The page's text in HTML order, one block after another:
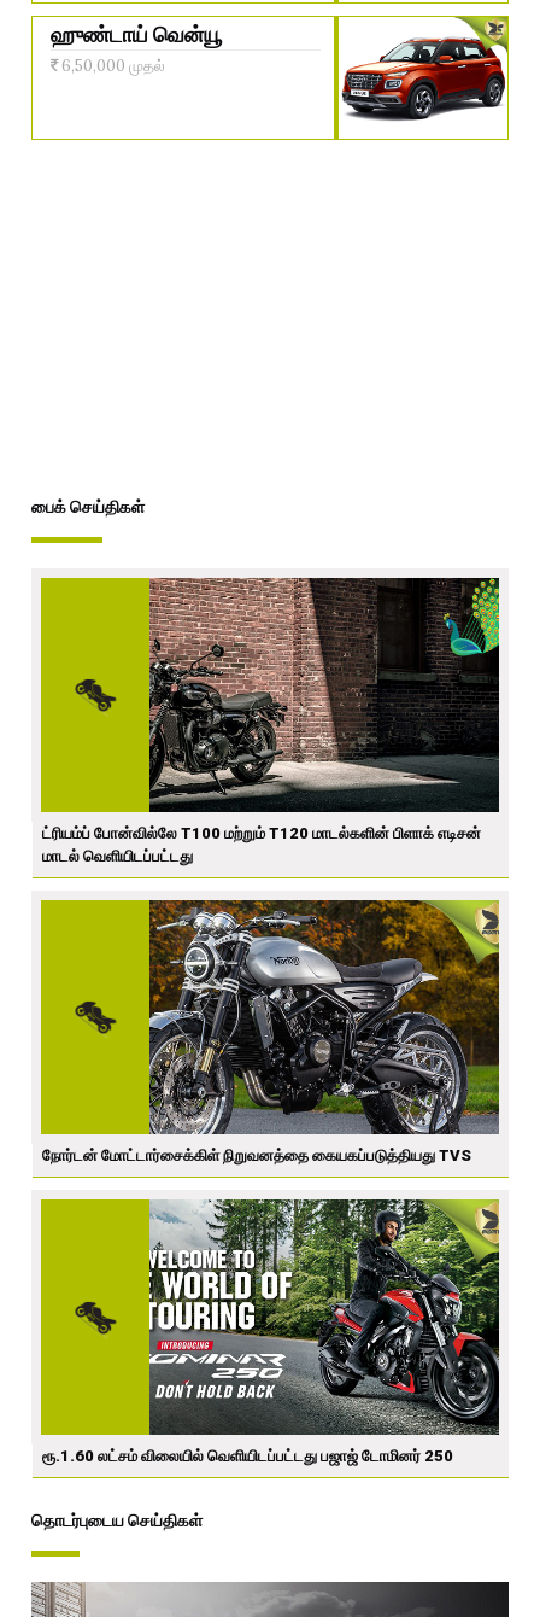
ஹுண்டாய் வென்யூ
6,50,000 முதல்
பைக் செய்திகள்
ட்ரியம்ப் போன்வில்லே T100 மற்றும் T120 மாடல்களின் பிளாக் எடிசன்
மாடல் வெளியிடப்பட்டது
நோர்டன் மோட்டார்சைக்கிள் நிறுவனத்தை கையகப்படுத்தியது TVS
ரூ.1.60 லட்சம் விலையில் வெளியிடப்பட்டது பஜாஜ் டோமினர் 250
தொடர்புடைய செய்திகள்